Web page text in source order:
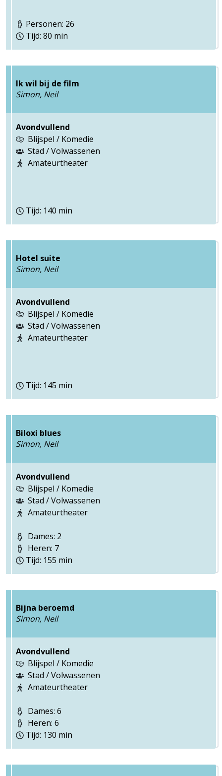
Personen: 26
Tijd: 80 min
Ik wil bij de film
Simon, Neil
Avondvullend
Blijspel / Komedie
Stad / Volwassenen
Amateurtheater
Tijd: 140 min
Hotel suite
Simon, Neil
Avondvullend
Blijspel / Komedie
Stad / Volwassenen
Amateurtheater
Tijd: 145 min
Biloxi blues
Simon, Neil
Avondvullend
Blijspel / Komedie
Stad / Volwassenen
Amateurtheater
Dames: 2
Heren: 7
Tijd: 155 min
Bijna beroemd
Simon, Neil
Avondvullend
Blijspel / Komedie
Stad / Volwassenen
Amateurtheater
Dames: 6
Heren: 6
Tijd: 130 min